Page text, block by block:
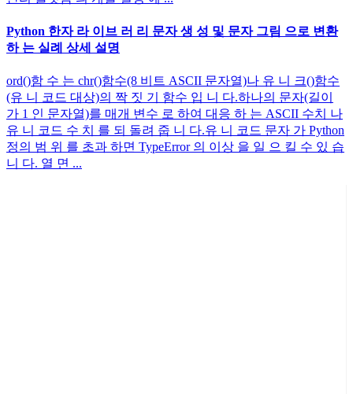
Python 한자 라 이브 러 리 문자 생 성 및 문자 그림 으로 변환
하 는 실례 상세 설명
ord()함 수 는 chr()함수(8 비트 ASCII 문자열)나 유 니 크()함수
(유 니 코드 대상)의 짝 짓 기 함수 입 니 다.하나의 문자(길이
가 1 인 문자열)를 매개 변수 로 하여 대응 하 는 ASCII 수치 나
유 니 코드 수 치 를 되 돌려 줍 니 다.유 니 코드 문자 가 Python
정의 범 위 를 초과 하면 TypeError 의 이상 을 일 으 킬 수 있 습
니 다. 열 면 ...